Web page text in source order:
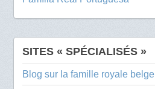
SITES « SPÉCIALISÉS »
Blog sur la famille royale belge